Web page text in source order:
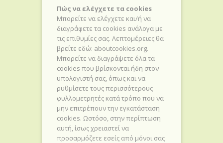
Πώς να ελέγχετε τα cookies
Μπορείτε να ελέγχετε και/ή να
διαγράφετε τα cookies ανάλογα με
τις επιθυμίες σας. Λεπτομέρειες θα
βρείτε εδώ: aboutcookies.org.
Μπορείτε να διαγράψετε όλα τα
cookies που βρίσκονται ήδη στον
υπολογιστή σας, όπως και να
ρυθμίσετε τους περισσότερους
φυλλομετρητές κατά τρόπο που να
μην επιτρέπουν την εγκατάσταση
cookies. Ωστόσο, στην περίπτωση
αυτή, ίσως χρειαστεί να
προσαρμόζετε εσείς από μόνοι σας